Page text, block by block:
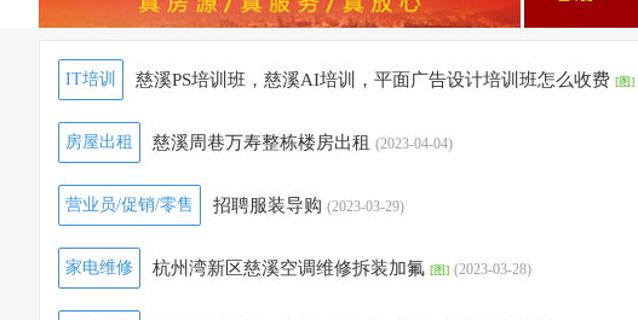
IT培训 慈溪PS培训班，慈溪AI培训，平面广告设计培训班怎么收费 [图]
房屋出租 慈溪周巷万寿整栋楼房出租 (2023-04-04)
营业员/促销/零售 招聘服装导购 (2023-03-29)
家电维修 杭州湾新区慈溪空调维修拆装加氟 [图] (2023-03-28)